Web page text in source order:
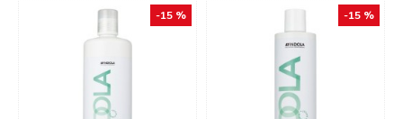
-15 % -15 %